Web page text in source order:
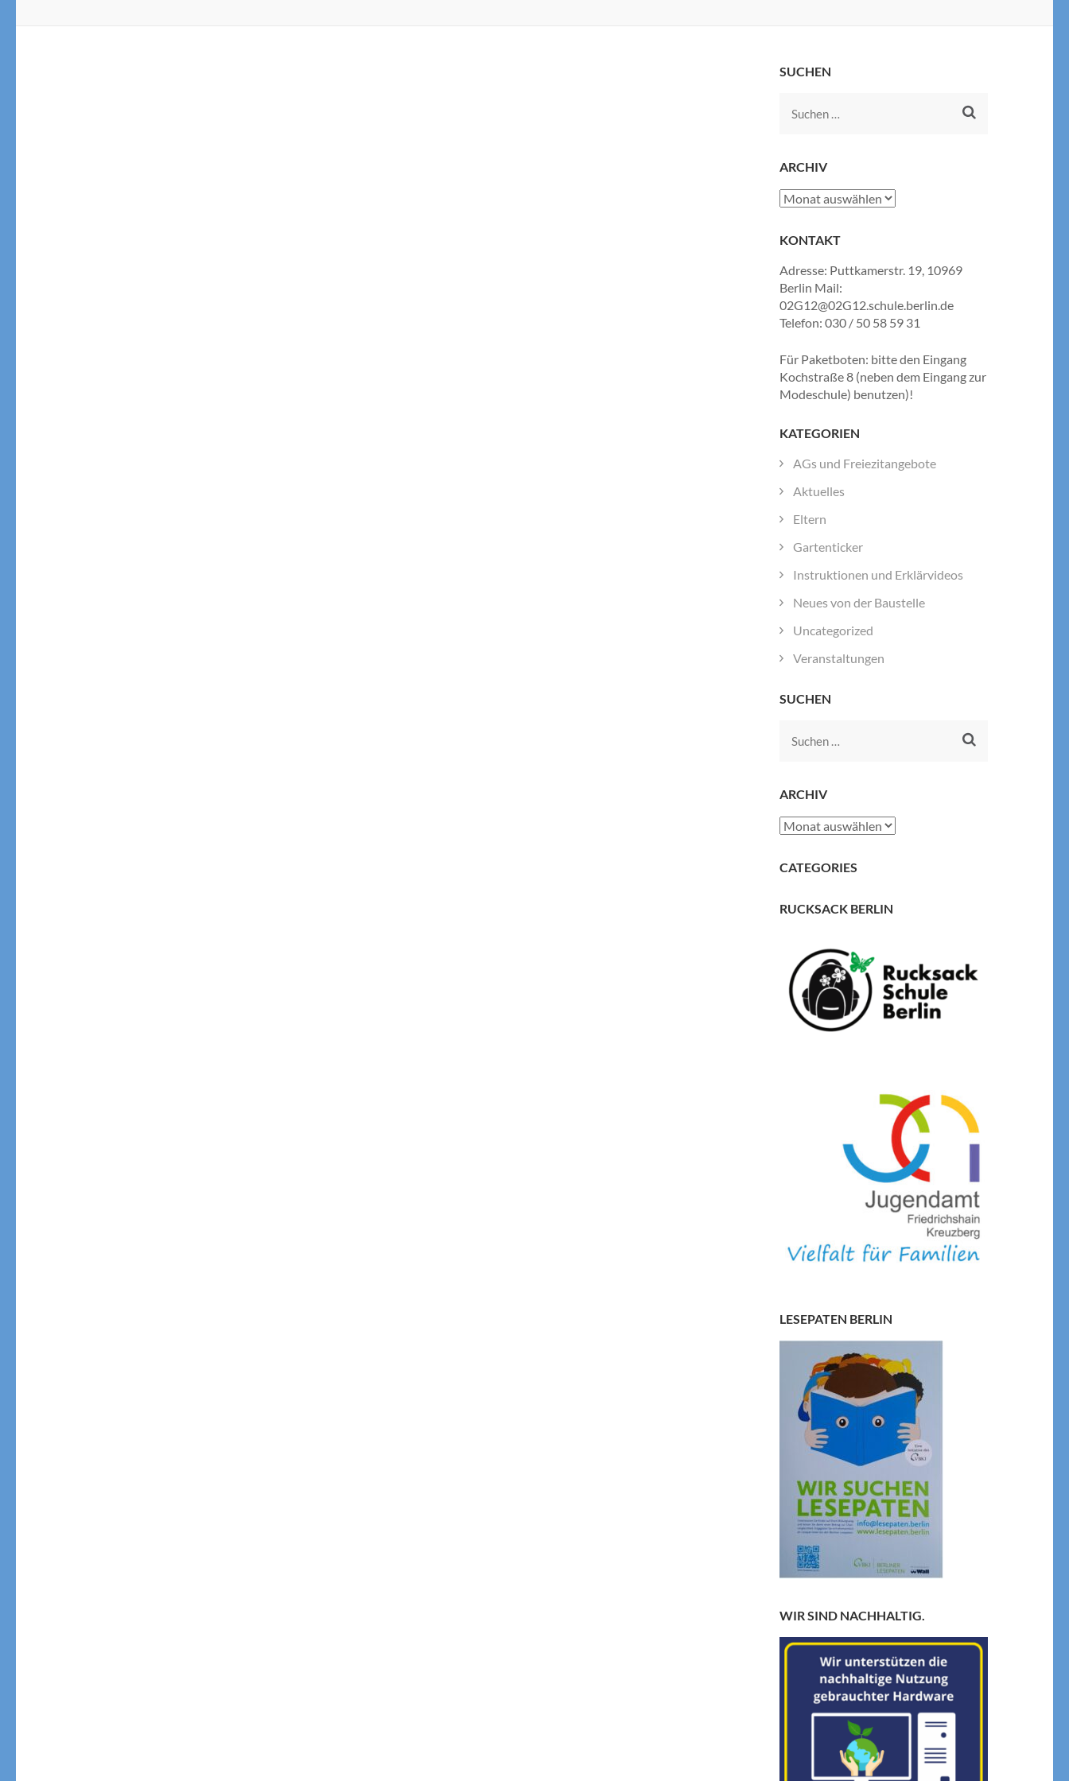
SUCHEN
Suchen
ARCHIV
Archiv
KONTAKT
Adresse: Puttkamerstr. 19, 10969
Berlin Mail:
02G12@02G12.schule.berlin.de
Telefon: 030 / 50 58 59 31
Für Paketboten: bitte den Eingang
Kochstraße 8 (neben dem Eingang zur
Modeschule) benutzen)!
KATEGORIEN
AGs und Freiezitangebote
Aktuelles
Eltern
Gartenticker
Instruktionen und Erklärvideos
Neues von der Baustelle
Uncategorized
Veranstaltungen
SUCHEN
Suchen
ARCHIV
Archiv
CATEGORIES
RUCKSACK BERLIN
LESEPATEN BERLIN
WIR SIND NACHHALTIG.